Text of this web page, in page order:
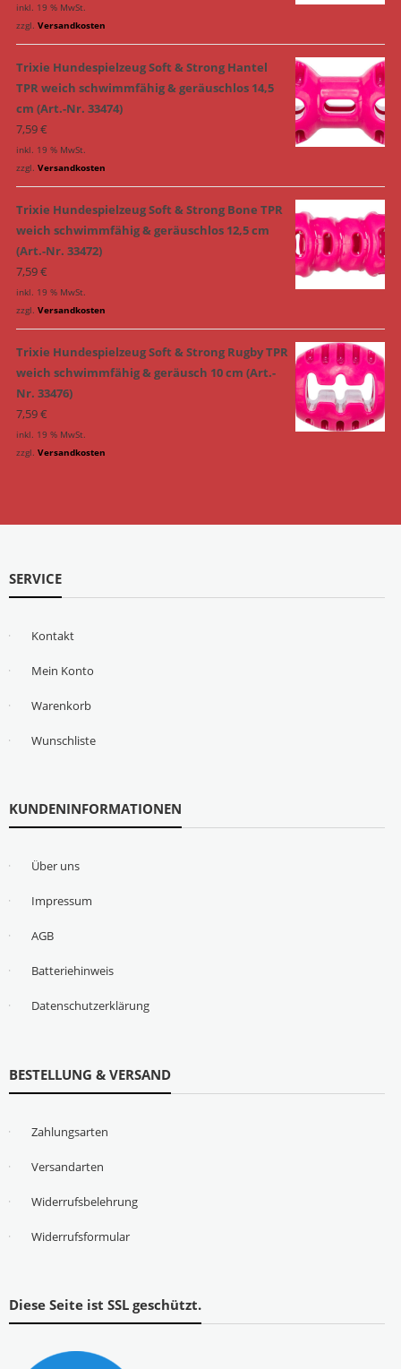
inkl. 19 % MwSt.
zzgl. Versandkosten
Trixie Hundespielzeug Soft & Strong Hantel
TPR weich schwimmfähig & geräuschlos 14,5
cm (Art.-Nr. 33474)
7,59€
inkl. 19 % MwSt.
zzgl. Versandkosten
Trixie Hundespielzeug Soft & Strong Bone TPR
weich schwimmfähig & geräuschlos 12,5 cm
(Art.-Nr. 33472)
7,59€
inkl. 19 % MwSt.
zzgl. Versandkosten
Trixie Hundespielzeug Soft & Strong Rugby TPR
weich schwimmfähig & geräusch 10 cm (Art.-
Nr. 33476)
7,59€
inkl. 19 % MwSt.
zzgl. Versandkosten
SERVICE
Kontakt
Mein Konto
Warenkorb
Wunschliste
KUNDENINFORMATIONEN
Über uns
Impressum
AGB
Batteriehinweis
Datenschutzerklärung
BESTELLUNG & VERSAND
Zahlungsarten
Versandarten
Widerrufsbelehrung
Widerrufsformular
Diese Seite ist SSL geschützt.